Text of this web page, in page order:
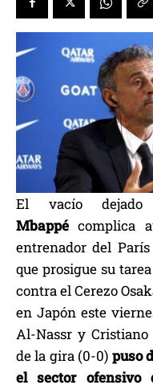
El vacío
Mbappé complica
entrenador del
que prosigue su
contra el Cerezo
en Japón este
Al-Nassr y
de la gira (0-0) puso
el sector ofensivo